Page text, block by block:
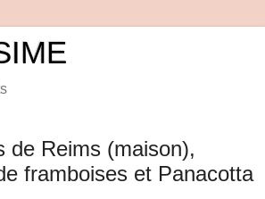
de Reims (maison),
framboises et Panacotta